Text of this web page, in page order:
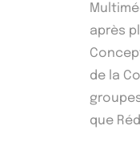
après
de la
que